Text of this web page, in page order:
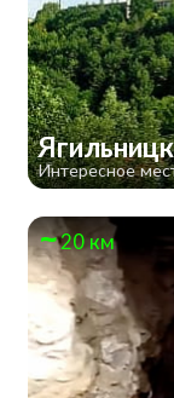
Интересное
20 км